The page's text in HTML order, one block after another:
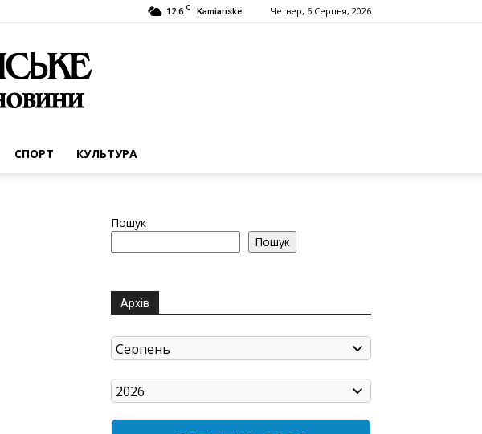
12.6 C Kamianske Четвер, 6 Серпня, 2026
СПОРТ КУЛЬТУРА
Пошук
Пошук
Архів